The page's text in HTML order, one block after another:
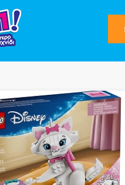
Φιγούρες
Τρένα
Bruder